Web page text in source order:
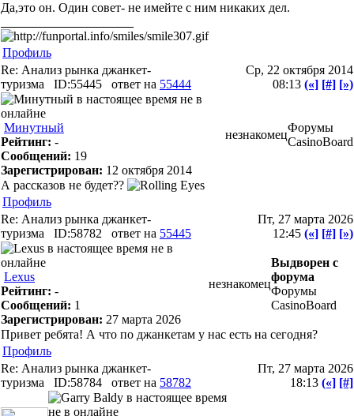
Да,это он. Один совет- не имейте с ним никаких дел.
Профиль
Re: Анализ рынка джанкет-
туризма
ID:55445 ответ на 55444
Ср, 22 октября 2014
08:13 («] [#] [»)
Минутный
Рейтинг: -
Сообщений: 19
Зарегистрирован: 12 октября 2014
незнакомец
Форумы
CasinoBoard
А рассказов не будет??
Профиль
Re: Анализ рынка джанкет-
туризма
ID:58782 ответ на 55445
Пт, 27 марта 2026
12:45 («] [#] [»)
Lexus
Рейтинг: -
Сообщений: 1
Зарегистрирован: 27 марта 2026
незнакомец
Выдворен с
форума
Форумы
CasinoBoard
Привет ребята! А что по джанкетам у нас есть на сегодня?
Профиль
Re: Анализ рынка джанкет-
туризма
ID:58784 ответ на 58782
Пт, 27 марта 2026
18:13 («] [#]